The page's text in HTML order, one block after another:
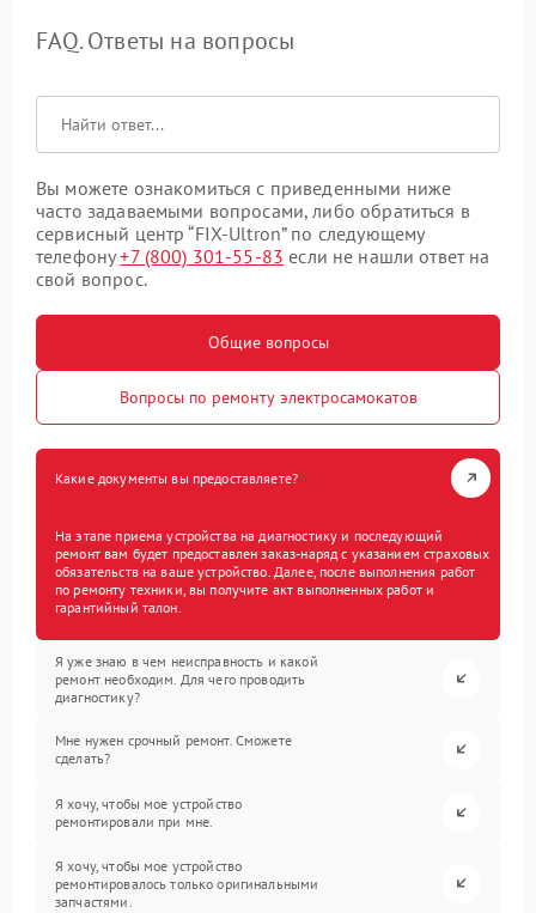
FAQ. Ответы на вопросы
Вы можете ознакомиться с приведенными ниже
часто задаваемыми вопросами, либо обратиться в
сервисный центр “FIX-Ultron” по следующему
телефону+7 (800) 301-55-83 если не нашли ответ на
свой вопрос.
Общие вопросы
Вопросы по ремонту электросамокатов
Какие документы вы предоставляете?
На этапе приема устройства на диагностику и последующий
ремонт вам будет предоставлен заказ-наряд с указанием страховых
обязательств на ваше устройство. Далее, после выполнения работ
по ремонту техники, вы получите акт выполненных работ и
гарантийный талон.
Я уже знаю в чем неисправность и какой
ремонт необходим. Для чего проводить
диагностику?
Мне нужен срочный ремонт. Сможете
сделать?
Я хочу, чтобы мое устройство
ремонтировали при мне.
Я хочу, чтобы мое устройство
ремонтировалось только оригинальными
запчастями.